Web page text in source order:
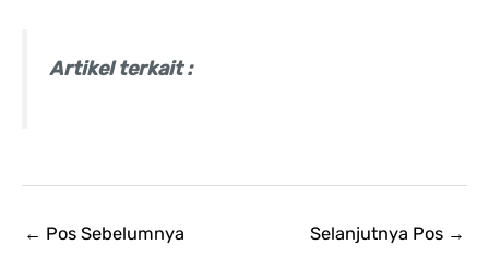
Artikel terkait :
← Pos Sebelumnya Selanjutnya Pos →